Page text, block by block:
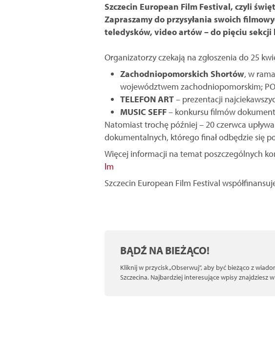
Szczecin European Film Festival, czyli
Zapraszamy do przysyłania swoich
teledysków, video artów – do pięciu sekcji
Organizatorzy czekają na zgłoszenia do 25
Zachodniopomorskich Shortów, w
województwem zachodniopomorskim;
TELEFON ART– prezentacji
MUSIC SEFF– konkursu filmów
Natomiast trochę później – 20 czerwca
dokumentalnych, którego finał odbędzie się
Więcej informacji na temat poszczególnych
lm
Szczecin European Film Festival
BĄDŹ NA BIEŻĄCO!
Kliknij w przycisk „Obserwuj”, aby być bieżąco z
Szczecina. Najbardziej interesujące wpisy znajdziesz